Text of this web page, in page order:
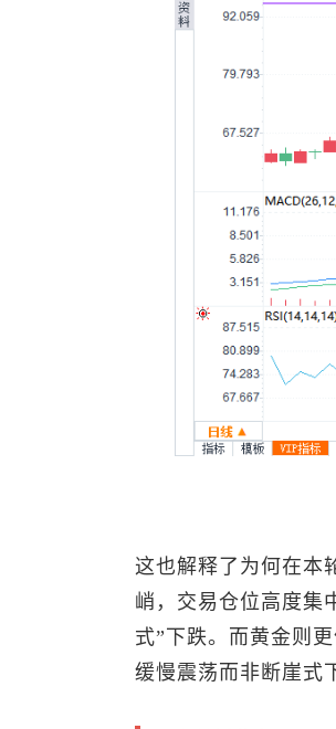
这也解释了为何在本
峭，交易仓位高度集
式”下跌。而黄金则
缓慢震荡而非断崖式